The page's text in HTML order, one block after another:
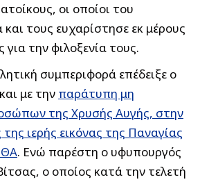
οι οποίοι του
τους ευχαρίστησε εκ μέρους
την φιλοξενία τους.
συμπεριφορά επέδειξε ο
με την παράτυπη μη
της Χρυσής Αυγής, στην
ιερής εικόνας της Παναγίας
. Ενώ παρέστη ο υφυπουργός
ο οποίος κατά την τελετή